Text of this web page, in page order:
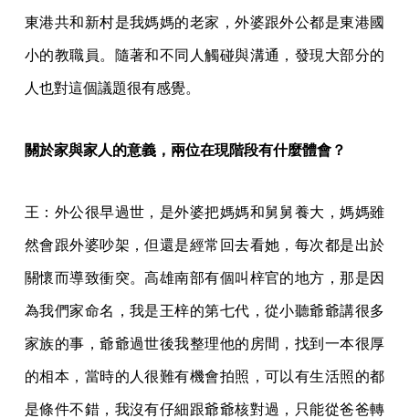
東港共和新村是我媽媽的老家，外婆跟外公都是東港國
小的教職員。隨著和不同人觸碰與溝通，發現大部分的
人也對這個議題很有感覺。
關於家與家人的意義，兩位在現階段有什麼體會？
王：外公很早過世，是外婆把媽媽和舅舅養大，媽媽雖
然會跟外婆吵架，但還是經常回去看她，每次都是出於
關懷而導致衝突。高雄南部有個叫梓官的地方，那是因
為我們家命名，我是王梓的第七代，從小聽爺爺講很多
家族的事，爺爺過世後我整理他的房間，找到一本很厚
的相本，當時的人很難有機會拍照，可以有生活照的都
是條件不錯，我沒有仔細跟爺爺核對過，只能從爸爸轉